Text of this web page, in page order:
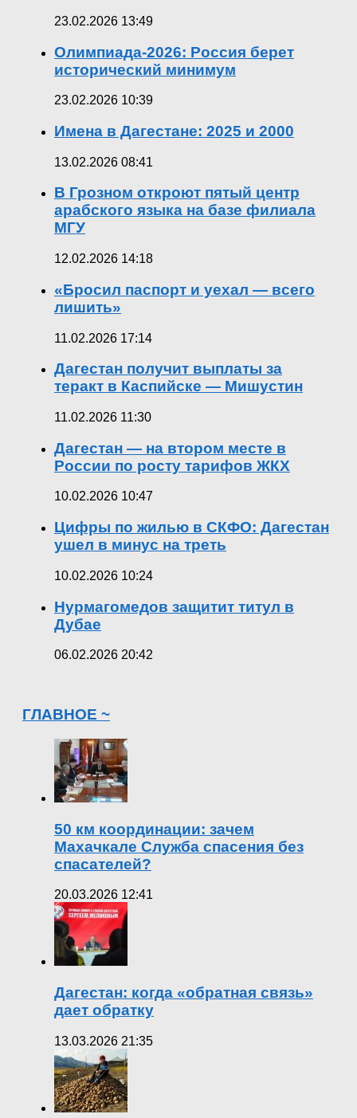
23.02.2026 13:49
Олимпиада-2026: Россия берет
исторический минимум
23.02.2026 10:39
Имена в Дагестане: 2025 и 2000
13.02.2026 08:41
В Грозном откроют пятый центр
арабского языка на базе филиала
МГУ
12.02.2026 14:18
«Бросил паспорт и уехал — всего
лишить»
11.02.2026 17:14
Дагестан получит выплаты за
теракт в Каспийске — Мишустин
11.02.2026 11:30
Дагестан — на втором месте в
России по росту тарифов ЖКХ
10.02.2026 10:47
Цифры по жилью в СКФО: Дагестан
ушел в минус на треть
10.02.2026 10:24
Нурмагомедов защитит титул в
Дубае
06.02.2026 20:42
ГЛАВНОЕ ~
50 км координации: зачем
Махачкале Служба спасения без
спасателей?
20.03.2026 12:41
Дагестан: когда «обратная связь»
дает обратку
13.03.2026 21:35